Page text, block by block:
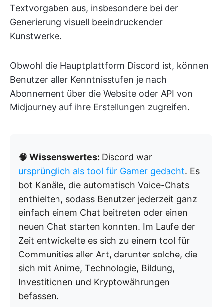
Textvorgaben aus, insbesondere bei der
Generierung visuell beeindruckender
Kunstwerke.
Obwohl die Hauptplattform Discord ist, können
Benutzer aller Kenntnisstufen je nach
Abonnement über die Website oder API von
Midjourney auf ihre Erstellungen zugreifen.
🧠 Wissenswertes: Discord war
ursprünglich als tool für Gamer gedacht. Es
bot Kanäle, die automatisch Voice-Chats
enthielten, sodass Benutzer jederzeit ganz
einfach einem Chat beitreten oder einen
neuen Chat starten konnten. Im Laufe der
Zeit entwickelte es sich zu einem tool für
Communities aller Art, darunter solche, die
sich mit Anime, Technologie, Bildung,
Investitionen und Kryptowährungen
befassen.